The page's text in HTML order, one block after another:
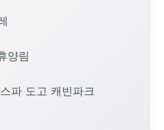
양림
파 도고 캐빈파크